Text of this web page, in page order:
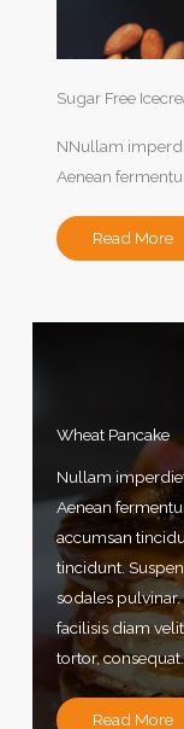
Sugar Free
NNullam
Aenean
Read More
Wheat Pancake
Nullam
Aenean
accumsan
tincidunt.
sodales pulvinar.
facilisis diam
tortor,
Read More